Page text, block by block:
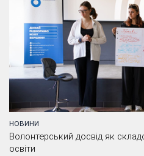
НОВИНИ
Волонтерський досвід як
освіти